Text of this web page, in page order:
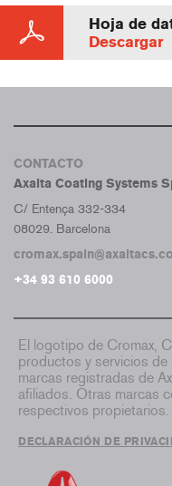
Hoja de
Descargar
CONTACTO
Axalta Coating Systems
C/ Entença 332-334
08029. Barcelona
+34 93 610 6000
El logotipo de Cromax,
productos y servicios de
marcas registradas de
afiliados. Otras marcas
respectivos propietarios.
DECLARACIÓN DE